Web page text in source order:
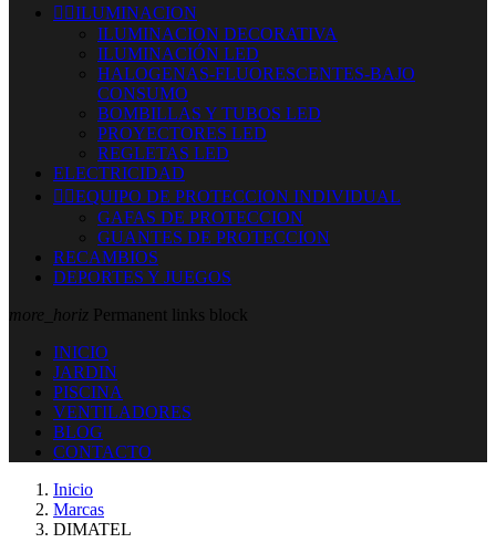
 ILUMINACION
ILUMINACION DECORATIVA
ILUMINACIÓN LED
HALOGENAS-FLUORESCENTES-BAJO
CONSUMO
BOMBILLAS Y TUBOS LED
PROYECTORES LED
REGLETAS LED
ELECTRICIDAD
 EQUIPO DE PROTECCION INDIVIDUAL
GAFAS DE PROTECCION
GUANTES DE PROTECCION
RECAMBIOS
DEPORTES Y JUEGOS
more_horiz Permanent links block
INICIO
JARDIN
PISCINA
VENTILADORES
BLOG
CONTACTO
Inicio
Marcas
DIMATEL